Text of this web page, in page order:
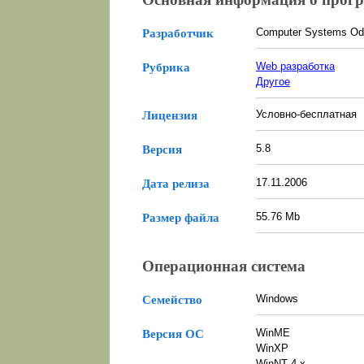
Разработчик Computer Systems
Рубрика
Web разработка
Другое
Лицензия Условно-бесплатная
Версия 5.8
Дата релиза 17.11.2006
Размер файла 55.76 Mb
Операционная система
Семейство Windows
Версия ОС
WinME
WinXP